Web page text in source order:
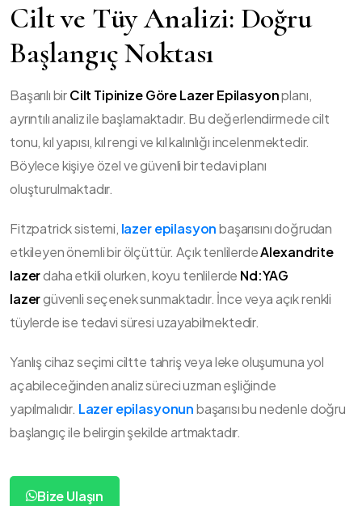
Cilt ve Tüy Analizi: Doğru
Başlangıç Noktası
Başarılı birCilt Tipinize Göre Lazer Epilasyonplanı,
ayrıntılı analiz ile başlamaktadır. Bu değerlendirmede cilt
tonu, kıl yapısı, kıl rengi ve kıl kalınlığı incelenmektedir.
Böylece kişiye özel ve güvenli bir tedavi planı
oluşturulmaktadır.
Fitzpatrick sistemi, lazer epilasyonbaşarısını doğrudan
etkileyen önemli bir ölçüttür. Açık tenlilerdeAlexandrite
lazerdaha etkili olurken, koyu tenlilerde Nd:YAG
lazergüvenli seçenek sunmaktadır. İnce veya açık renkli
tüylerde ise tedavi süresi uzayabilmektedir.
Yanlış cihaz seçimi ciltte tahriş veya leke oluşumuna yol
açabileceğinden analiz süreci uzman eşliğinde
yapılmalıdır. Lazer epilasyonunbaşarısı bu nedenle doğru
başlangıç ile belirgin şekilde artmaktadır.
Bize Ulaşın